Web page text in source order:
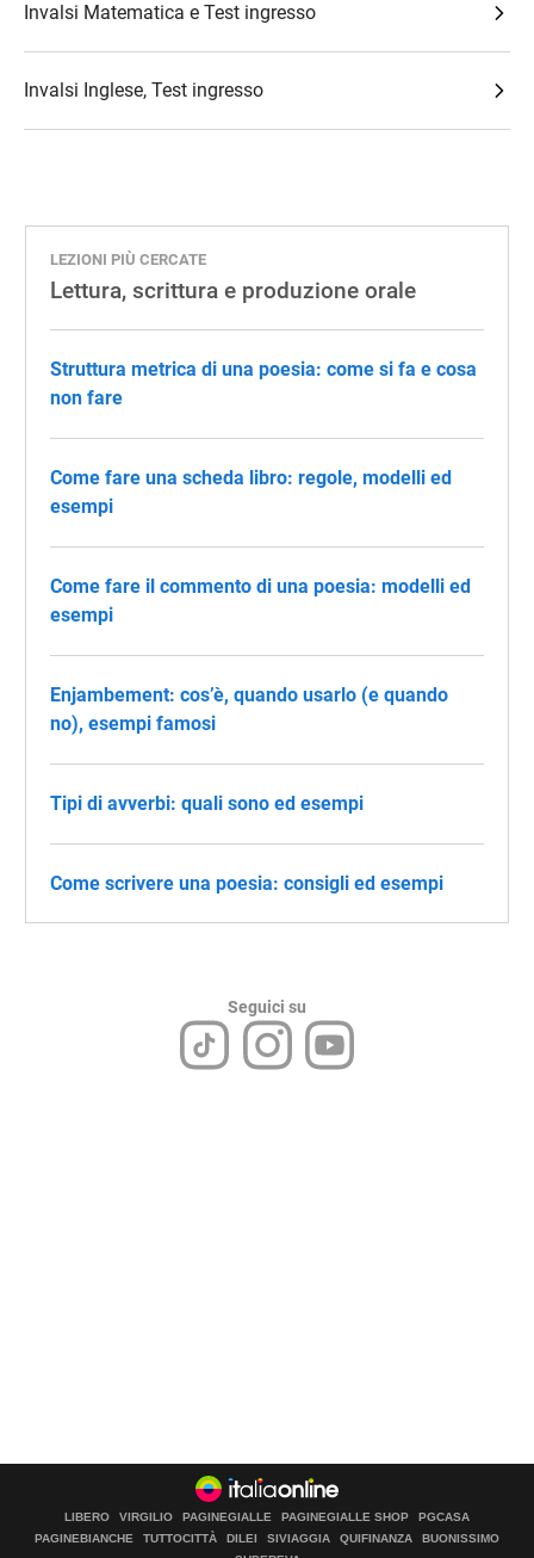
Invalsi Matematica e Test ingresso
Invalsi Inglese, Test ingresso
LEZIONI PIÙ CERCATE
Lettura, scrittura e produzione orale
Struttura metrica di una poesia: come si fa e cosa
non fare
Come fare una scheda libro: regole, modelli ed
esempi
Come fare il commento di una poesia: modelli ed
esempi
Enjambement: cos’è, quando usarlo (e quando
no), esempi famosi
Tipi di avverbi: quali sono ed esempi
Come scrivere una poesia: consigli ed esempi
Seguici su
LIBERO VIRGILIO PAGINEGIALLE PAGINEGIALLE SHOP
PGCASA
PAGINEBIANCHE
TUTTOCITTÀ DILEI SIVIAGGIA QUIFINANZA
BUONISSIMO